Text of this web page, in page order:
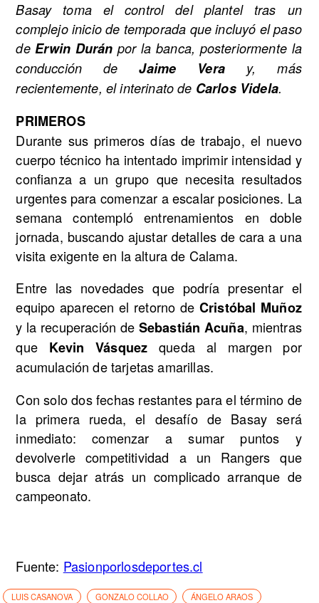
Basay toma el control del plantel tras un
complejo inicio de temporada que incluyó el paso
deErwin Durán por la banca, posteriormente la
conducción deJaime Vera y, más
recientemente, el interinato de Carlos Videla.
PRIMEROS
Durante sus primeros días de trabajo, el nuevo
cuerpo técnico ha intentado imprimir intensidad y
confianza a un grupo que necesita resultados
urgentes para comenzar a escalar posiciones. La
semana contempló entrenamientos en doble
jornada, buscando ajustar detalles de cara a una
visita exigente en la altura de Calama.
Entre las novedades que podría presentar el
equipo aparecen el retorno de Cristóbal Muñoz
y la recuperación de Sebastián Acuña, mientras
que Kevin Vásquez queda al margen por
acumulación de tarjetas amarillas.
Con solo dos fechas restantes para el término de
la primera rueda, el desafío de Basay será
inmediato: comenzar a sumar puntos y
devolverle competitividad a un Rangers que
busca dejar atrás un complicado arranque de
campeonato.
Fuente: Pasionporlosdeportes.cl
LUIS CASANOVA GONZALO COLLAO
ÁNGELO ARAOS